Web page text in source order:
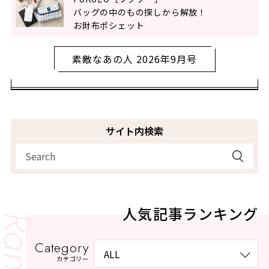
バッグの中のもの探しから解放！
お財布ポシェット
素敵なあの人 2026年9月号
サイト内検索
人気記事ランキング
Category
カテゴリー